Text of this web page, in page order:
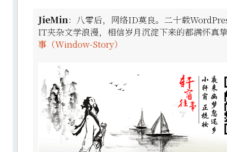
JieMin：八零后，网络ID莫良。二十载
IT夹杂文学浪漫，相信岁月沉淀下来的都满怀真
事（Window-Story）